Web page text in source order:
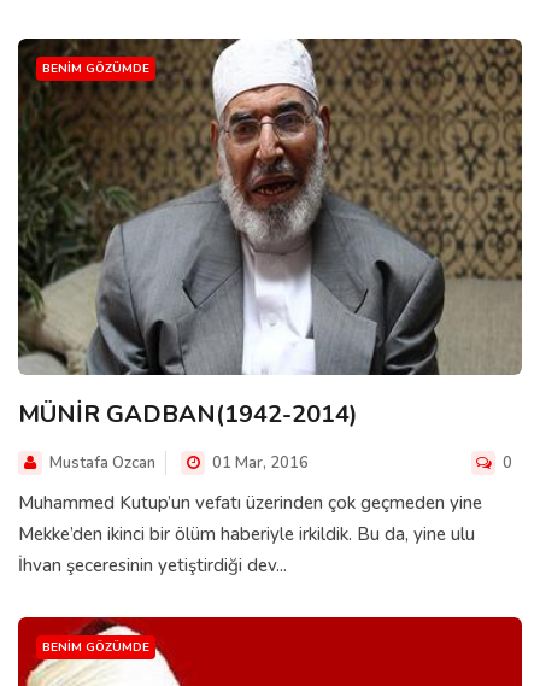
BENIM GÖZÜMDE
MÜNİR GADBAN(1942-2014)
Mustafa Ozcan 01 Mar, 2016 0
Muhammed Kutup’un vefatı üzerinden çok geçmeden yine
Mekke’den ikinci bir ölüm haberiyle irkildik. Bu da, yine ulu
İhvan şeceresinin yetiştirdiği dev...
BENIM GÖZÜMDE